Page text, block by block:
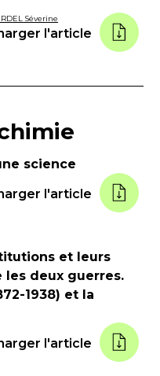
Séverine
l'article
science
l'article
et leurs
les deux guerres.
1938) et la
l'article